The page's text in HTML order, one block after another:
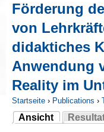
Förderung
von
didaktiches
Anwendung
Reality im
Sie sind hier
Startseite › Publications ›
Ansicht
(aktiver Reiter)